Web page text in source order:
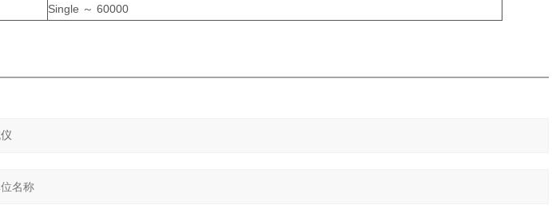
Single ～ 60000